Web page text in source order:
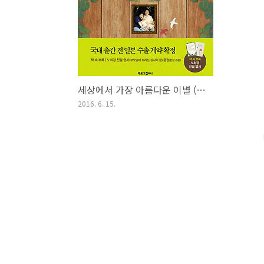
세상에서 가장 아름다운 이별 (1996)
2016. 6. 15.